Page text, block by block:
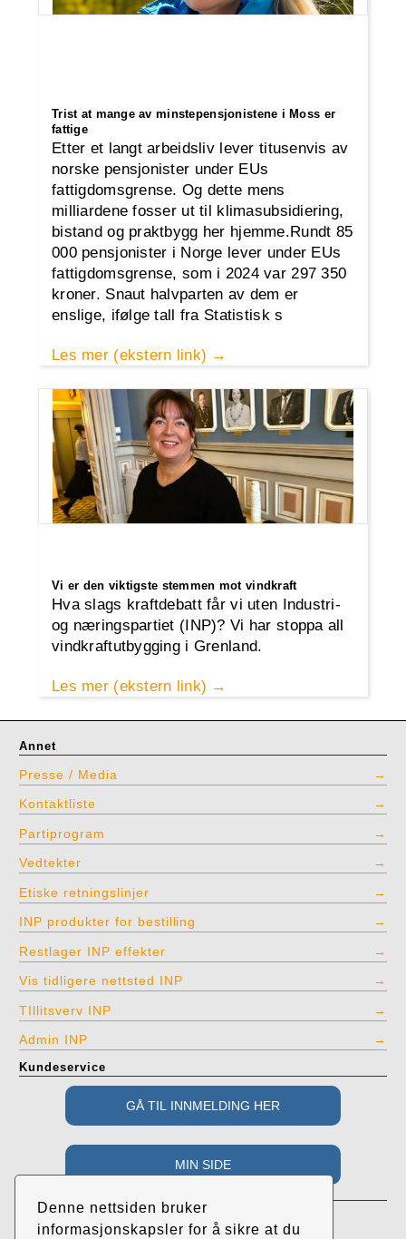
Denne nettsiden bruker
informasjonskapsler for å sikre at du
Trist at mange av minstepensjonistene i Moss er
fattige
Etter et langt arbeidsliv lever titusenvis av
norske pensjonister under EUs
fattigdomsgrense. Og dette mens
milliardene fosser ut til klimasubsidiering,
bistand og praktbygg her hjemme.Rundt 85
000 pensjonister i Norge lever under EUs
fattigdomsgrense, som i 2024 var 297 350
kroner. Snaut halvparten av dem er
enslige, ifølge tall fra Statistisk s
Les mer (ekstern link)
Vi er den viktigste stemmen mot vindkraft
Hva slags kraftdebatt får vi uten Industri-
og næringspartiet (INP)? Vi har stoppa all
vindkraftutbygging i Grenland.
Les mer (ekstern link)
Annet
Presse / Media
Kontaktliste
Partiprogram
Vedtekter
Etiske retningslinjer
INP produkter for bestilling
Restlager INP effekter
Vis tidligere nettsted INP
TIllitsverv INP
Admin INP
Kundeservice